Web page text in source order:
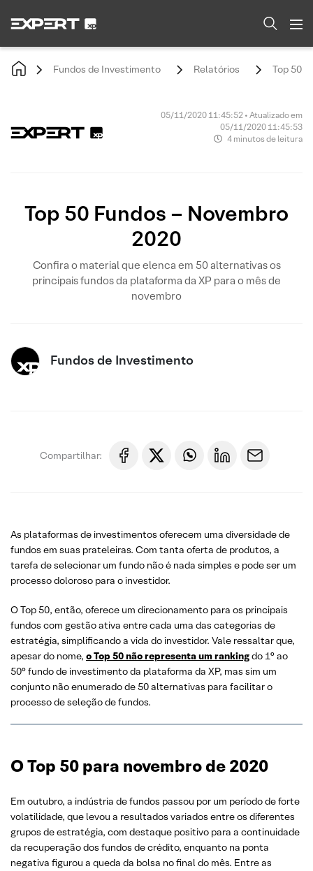
Fundos de Investimento Relatórios Top 50
05/11/2020 11:45:52 • Atualizado em
05/11/2020 11:45:53
4 minutos de leitura
Top 50 Fundos – Novembro
2020
Confira o material que elenca em 50 alternativas os
principais fundos da plataforma da XP para o mês de
novembro
Fundos de Investimento
Compartilhar:
As plataformas de investimentos oferecem uma diversidade de
fundos em suas prateleiras. Com tanta oferta de produtos, a
tarefa de selecionar um fundo não é nada simples e pode ser um
processo doloroso para o investidor.
O Top 50, então, oferece um direcionamento para os principais
fundos com gestão ativa entre cada uma das categorias de
estratégia, simplificando a vida do investidor. Vale ressaltar que,
apesar do nome, o Top 50 não representa um rankingdo 1° ao
50° fundo de investimento da plataforma da XP, mas sim um
conjunto não enumerado de 50 alternativas para facilitar o
processo de seleção de fundos.
O Top 50 para novembro de 2020
Em outubro, a indústria de fundos passou por um período de forte
volatilidade, que levou a resultados variados entre os diferentes
grupos de estratégia, com destaque positivo para a continuidade
da recuperação dos fundos de crédito, enquanto na ponta
negativa figurou a queda da bolsa no final do mês. Entre as